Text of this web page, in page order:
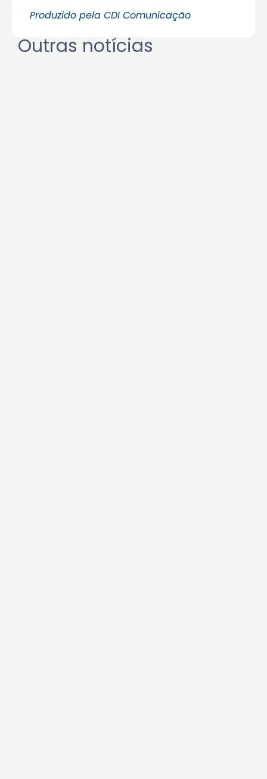
Produzido pela CDI Comunicação
Outras notícias